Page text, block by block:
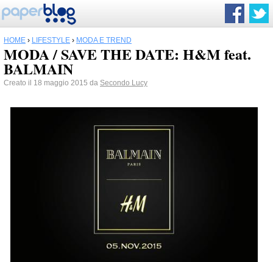
HOME › LIFESTYLE › MODA E TREND
MODA / SAVE THE DATE: H&M feat.
BALMAIN
Creato il 18 maggio 2015 da Secondo Lucy